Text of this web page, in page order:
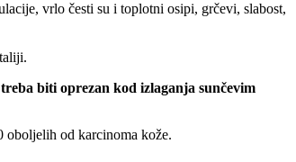
vrlo česti su i toplotni osipi, grčevi, slabost,
biti oprezan kod izlaganja sunčevim
oboljelih od karcinoma kože.